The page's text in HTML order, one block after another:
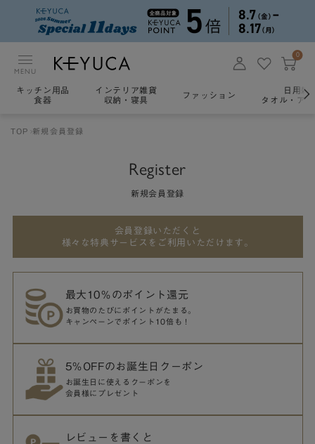
MENU
0
キッチン用品
食器
インテリア雑貨
収納・寝具
ファッション
日用雑
タオル・ア
TOP 新規会員登録
Register
新規会員登録
会員登録いただくと
様々な特典サービスをご利用いただけます。
最大10％のポイント還元
お買物のたびにポイントがたまる。
キャンペーンでポイント10倍も！
5％OFFのお誕生日クーポン
お誕生日に使えるクーポンを
会員様にプレゼント
レビューを書くと